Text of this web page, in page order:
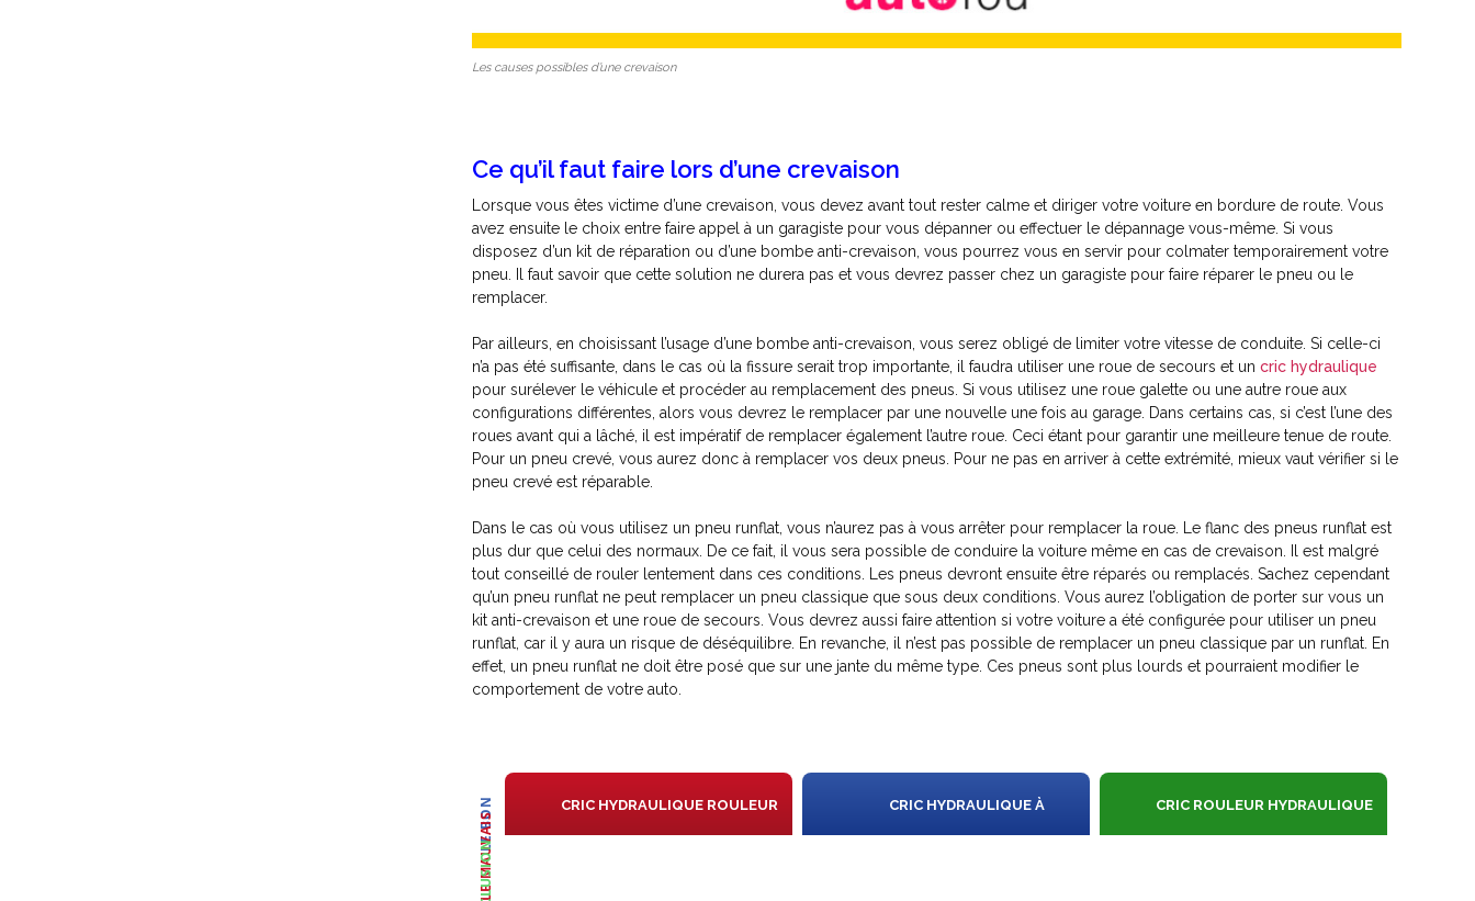
Les causes possibles d’une crevaison
Ce qu’il faut faire lors d’une crevaison
Lorsque vous êtes victime d’une crevaison, vous devez avant tout rester calme et diriger votre voiture en bordure de route. Vous
avez ensuite le choix entre faire appel à un garagiste pour vous dépanner ou effectuer le dépannage vous-même. Si vous
disposez d’un kit de réparation ou d’une bombe anti-crevaison, vous pourrez vous en servir pour colmater temporairement votre
pneu. Il faut savoir que cette solution ne durera pas et vous devrez passer chez un garagiste pour faire réparer le pneu ou le
remplacer.
Par ailleurs, en choisissant l’usage d’une bombe anti-crevaison, vous serez obligé de limiter votre vitesse de conduite. Si celle-ci
n’a pas été suffisante, dans le cas où la fissure serait trop importante, il faudra utiliser une roue de secours et uncric hydraulique
pour surélever le véhicule et procéder au remplacement des pneus. Si vous utilisez une roue galette ou une autre roue aux
configurations différentes, alors vous devrez le remplacer par une nouvelle une fois au garage. Dans certains cas, si c’est l’une des
roues avant qui a lâché, il est impératif de remplacer également l’autre roue. Ceci étant pour garantir une meilleure tenue de route.
Pour un pneu crevé, vous aurez donc à remplacer vos deux pneus. Pour ne pas en arriver à cette extrémité, mieux vaut vérifier si le
pneu crevé est réparable.
Dans le cas où vous utilisez un pneu runflat, vous n’aurez pas à vous arrêter pour remplacer la roue. Le flanc des pneus runflat est
plus dur que celui des normaux. De ce fait, il vous sera possible de conduire la voiture même en cas de crevaison. Il est malgré
tout conseillé de rouler lentement dans ces conditions. Les pneus devront ensuite être réparés ou remplacés. Sachez cependant
qu’un pneu runflat ne peut remplacer un pneu classique que sous deux conditions. Vous aurez l’obligation de porter sur vous un
kit anti-crevaison et une roue de secours. Vous devrez aussi faire attention si votre voiture a été configurée pour utiliser un pneu
runflat, car il y aura un risque de déséquilibre. En revanche, il n’est pas possible de remplacer un pneu classique par un runflat. En
effet, un pneu runflat ne doit être posé que sur une jante du même type. Ces pneus sont plus lourds et pourraient modifier le
comportement de votre auto.
LE BON
LE MAUVAIS
CRIC HYDRAULIQUE ROULEUR CRIC HYDRAULIQUE À CRIC ROULEUR HYDRAULIQUE